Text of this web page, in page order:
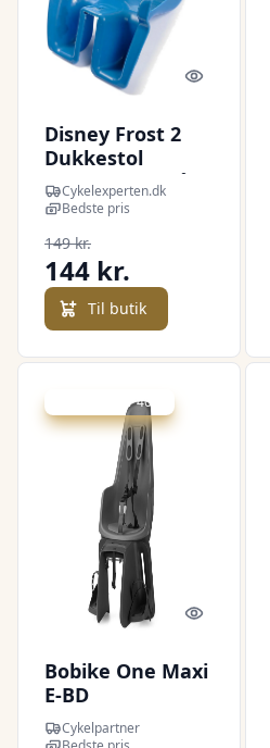
Quick look
Disney Frost 2
Dukkestol
Bag/Front - Blå
Cykelexperten.dk
Bedste pris
149 kr.
144 kr.
Til butik
Udsalg - spar 40 %
Quick look
Bobike One Maxi
E-BD
Cykelpartner